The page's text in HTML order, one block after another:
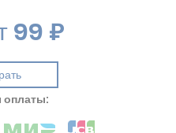
99 ₽
оплаты: